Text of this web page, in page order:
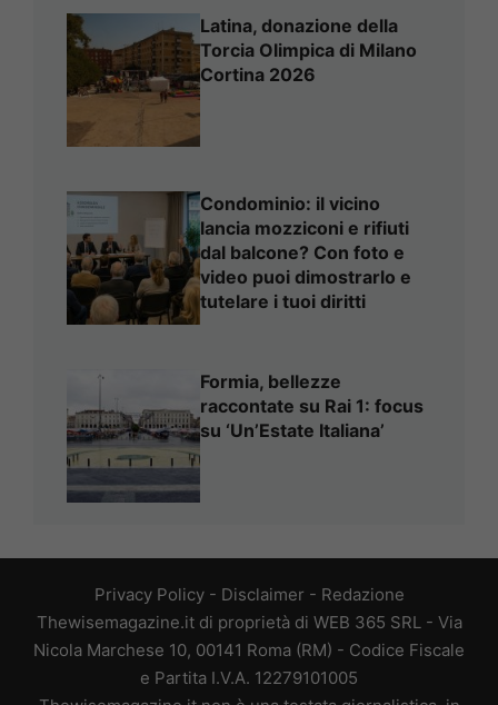
Latina, donazione della
Torcia Olimpica di Milano
Cortina 2026
Condominio: il vicino
lancia mozziconi e rifiuti
dal balcone? Con foto e
video puoi dimostrarlo e
tutelare i tuoi diritti
Formia, bellezze
raccontate su Rai 1: focus
su ‘Un’Estate Italiana’
Privacy Policy- Disclaimer - Redazione
Thewisemagazine.it di proprietà di WEB 365 SRL - Via
Nicola Marchese 10, 00141 Roma (RM) - Codice Fiscale
e Partita I.V.A. 12279101005